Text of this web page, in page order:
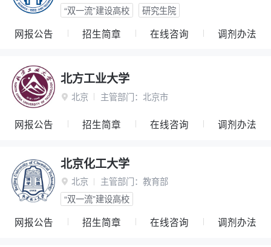
“双一流”建设高校
研究生院
网报公告 招生简章 在线咨询 调剂办法
北方工业大学
 北京 主管部门： 北京市
网报公告 招生简章 在线咨询 调剂办法
北京化工大学
 北京 主管部门： 教育部
“双一流”建设高校
网报公告 招生简章 在线咨询 调剂办法